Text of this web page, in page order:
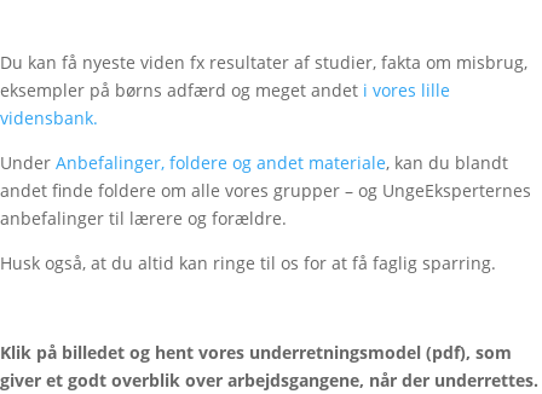
Du kan få nyeste viden fx resultater af studier, fakta om misbrug,
eksempler på børns adfærd og meget andet i vores lille
vidensbank.
Under Anbefalinger, foldere og andet materiale, kan du blandt
andet finde foldere om alle vores grupper – og UngeEksperternes
anbefalinger til lærere og forældre.
Husk også, at du altid kan ringe til os for at få faglig sparring.
Klik på billedet og hent vores underretningsmodel (pdf), som
giver et godt overblik over arbejdsgangene, når der underrettes.